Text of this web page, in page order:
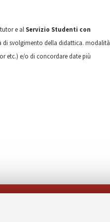
e al Servizio Studenti con
di svolgimento della didattica. modalità
etc.) e/o di concordare date più